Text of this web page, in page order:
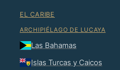
EL CARIBE
ARCHIPIÉLAGO DE LUCAYA
Las Bahamas
Islas Turcas y Caicos